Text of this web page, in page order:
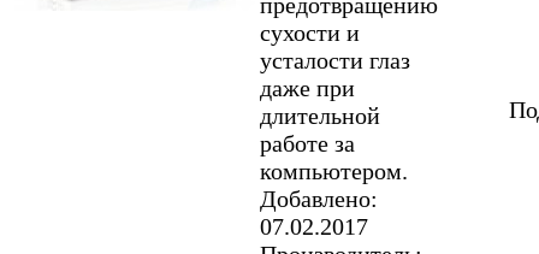
сухости и
усталости глаз
даже при
длительной
работе за
компьютером.
Добавлено:
07.02.2017